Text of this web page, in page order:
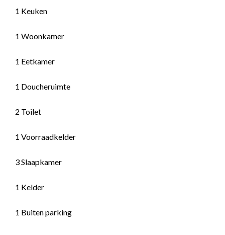
1 Keuken
1 Woonkamer
1 Eetkamer
1 Doucheruimte
2 Toilet
1 Voorraadkelder
3 Slaapkamer
1 Kelder
1 Buiten parking